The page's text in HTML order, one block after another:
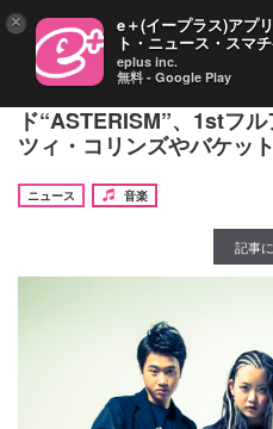
平均年齢16歳のヘヴィメ
ド“ASTERISM”、1stフ
ツィ・コリンズやバケッ
ニュース
音楽
記事
× e＋(イープラス)アプ
ト・ニュース・スマ
eplus inc.
無料 - Google Play